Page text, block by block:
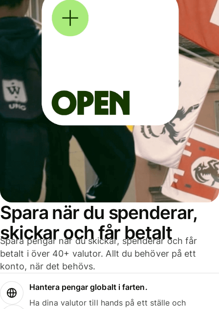
Spara när du spenderar,
skickar och får betalt
Spara pengar när du skickar, spenderar och får
betalt i över 40+ valutor. Allt du behöver på ett
konto, när det behövs.
Hantera pengar globalt i farten.
Ha dina valutor till hands på ett ställe och